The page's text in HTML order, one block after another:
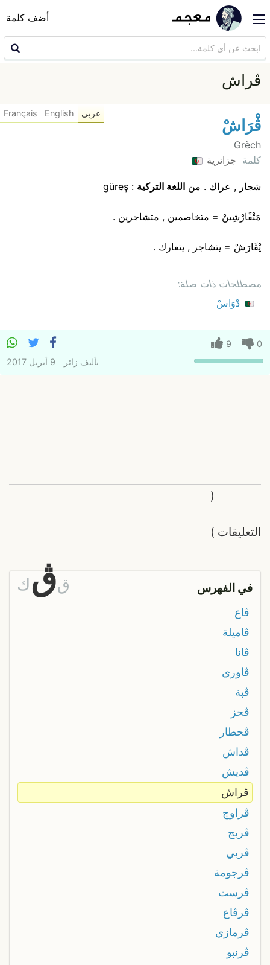
أضف كلمة
ڨراش
ڨْرَاشْ
Grèch
كلمة جزائرية
شجار , عراك . من اللغة التركية : güreş
مَتْڨَارْشِينْ = متخاصمين , متشاجرين .
يْڨَارَشْ = يتشاجر , يتعارك .
عربي English
Français
مصطلحات ذات صلة:
دْوَاسْ
0
9
تأليف زائر 9 أبريل 2017
التعليقات
(
)
في الفهرس قڨك
ڨاع
ڨاميلة
ڨانا
ڨاوري
ڨبة
ڨحز
ڨحطار
ڨداش
ڨديش
ڨراش
ڨراوج
ڨربج
ڨربي
ڨرجومة
ڨرست
ڨرڨاع
ڨرمازي
ڨرنبو